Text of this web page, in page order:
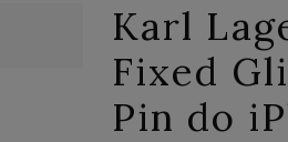
Karl
Fixed
Pin do